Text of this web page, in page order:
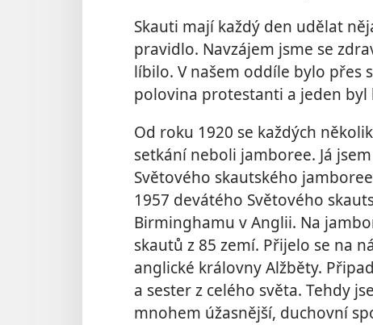
Skauti mají každý den udělat
pravidlo. Navzájem jsme se
líbilo. V našem oddíle bylo přes
polovina protestanti a jeden byl
Od roku 1920 se každých
setkání neboli jamboree. Já
Světového skautského
1957 devátého Světového
Birminghamu v Anglii. Na
skautů z 85 zemí. Přijelo se na
anglické královny Alžběty.
a sester z celého světa. Tehdy
mnohem úžasnější, duchovní